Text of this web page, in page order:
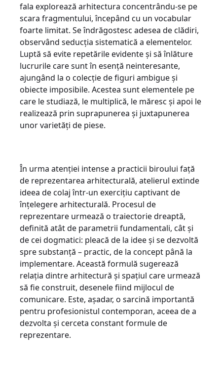
fala explorează arhitectura concentrându-se pe
scara fragmentului, începând cu un vocabular
foarte limitat. Se îndrăgostesc adesea de clădiri,
observând seducția sistematică a elementelor.
Luptă să evite repetările evidente și să înlăture
lucrurile care sunt în esență neinteresante,
ajungând la o colecție de figuri ambigue și
obiecte imposibile. Acestea sunt elementele pe
care le studiază, le multiplică, le măresc și apoi le
realizează prin suprapunerea și juxtapunerea
unor varietăți de piese.
În urma atenției intense a practicii biroului față
de reprezentarea arhitecturală, atelierul extinde
ideea de colaj într-un exercițiu captivant de
înțelegere arhitecturală. Procesul de
reprezentare urmează o traiectorie dreaptă,
definită atât de parametrii fundamentali, cât și
de cei dogmatici: pleacă de la idee și se dezvoltă
spre substanță – practic, de la concept până la
implementare. Această formulă sugerează
relația dintre arhitectură și spațiul care urmează
să fie construit, desenele fiind mijlocul de
comunicare. Este, așadar, o sarcină importantă
pentru profesionistul contemporan, aceea de a
dezvolta și cerceta constant formule de
reprezentare.